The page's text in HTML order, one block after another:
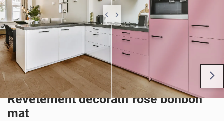
Revêtement décoratif rose bonbon
mat